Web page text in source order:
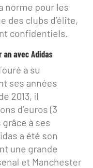
norme pour les
des clubs d’élite,
confidentiels.
an avec Adidas
a su
ses années
2013, il
d’euros (3
à ses
a été son
une grande
et Manchester